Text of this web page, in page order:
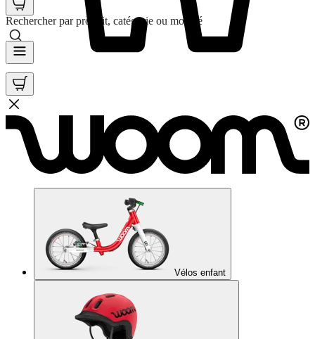
Rechercher par produit, catégorie ou mot clé
Vélos enfant